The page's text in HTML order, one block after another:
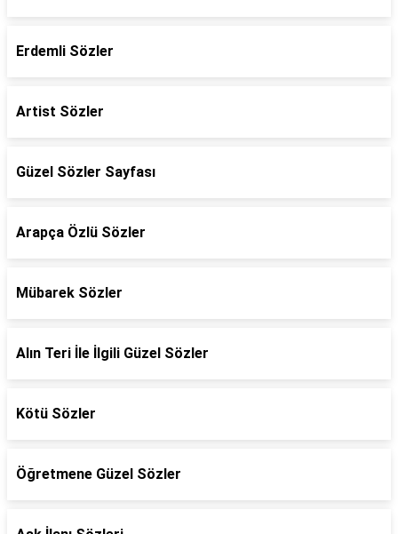
Erdemli Sözler
Artist Sözler
Güzel Sözler Sayfası
Arapça Özlü Sözler
Mübarek Sözler
Alın Teri İle İlgili Güzel Sözler
Kötü Sözler
Öğretmene Güzel Sözler